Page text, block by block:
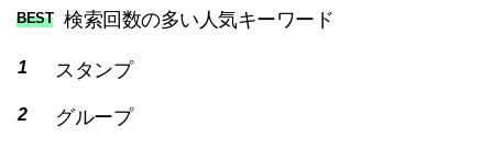
BEST 検索回数の多い人気キーワード
スタンプ
グループ